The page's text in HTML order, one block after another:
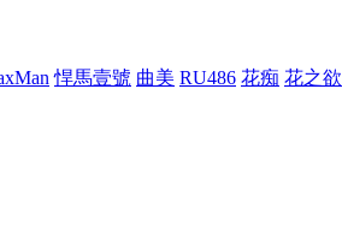
悍馬壹號 曲美 RU486 花痴 花之欲